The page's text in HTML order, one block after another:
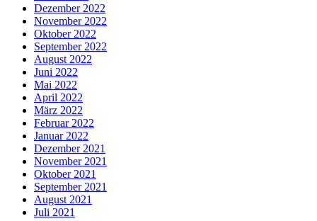
Dezember 2022
November 2022
Oktober 2022
September 2022
August 2022
Juni 2022
Mai 2022
April 2022
März 2022
Februar 2022
Januar 2022
Dezember 2021
November 2021
Oktober 2021
September 2021
August 2021
Juli 2021